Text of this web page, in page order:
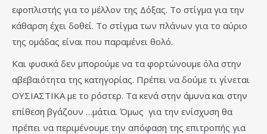
εφοπλιστής για το μέλλον της Δόξας. Το στίγμα για την
κάθαρση έχει δοθεί. Το στίγμα των πλάνων για το αύριο
της ομάδας είναι που παραμένει θολό.
Και φυσικά δεν μπορούμε να τα φορτώνουμε όλα στην
αβεβαιότητα της κατηγορίας. Πρέπει να δούμε τι γίνεται
ΟΥΣΙΑΣΤΙΚΑ με το ρόστερ. Τα κενά στην άμυνα και στην
επίθεση βγάζουν …μάτια. Όμως για την ενίσχυση θα
πρέπει να περιμένουμε την απόφαση της επιτροπής για